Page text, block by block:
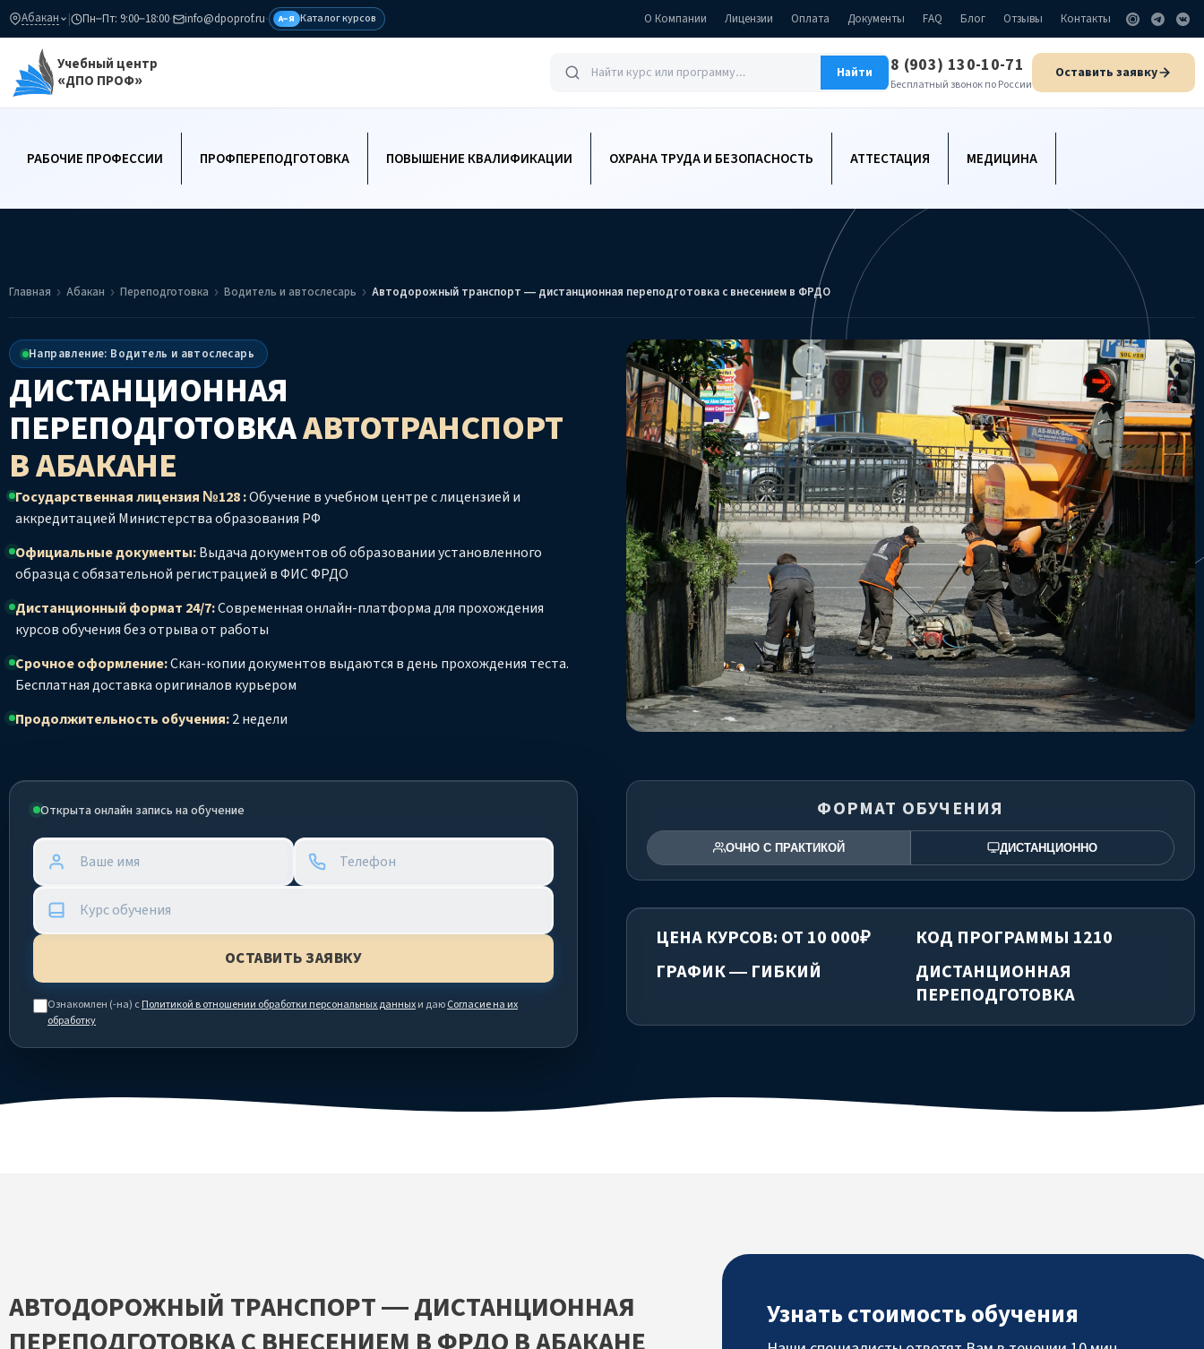
Абакан | Пн–Пт: 9:00–18:00· info@dpoprof.ru· А–Я Каталог курсов О Компании Лицензии Оплата Документы FAQ Блог Отзывы Контакты
Учебный центр
«ДПО ПРОФ»
Найти 8 (903) 130-10-71
Бесплатный звонок по России
Оставить заявку
РАБОЧИЕ ПРОФЕССИИ ПРОФПЕРЕПОДГОТОВКА ПОВЫШЕНИЕ КВАЛИФИКАЦИИ ОХРАНА ТРУДА И БЕЗОПАСНОСТЬ АТТЕСТАЦИЯ МЕДИЦИНА
Главная Абакан Переподготовка Водитель и автослесарь Автодорожный транспорт — дистанционная переподготовка с внесением в ФРДО
Направление: Водитель и автослесарь
ДИСТАНЦИОННАЯ
ПЕРЕПОДГОТОВКААВТОТРАНСПОРТ
В АБАКАНЕ
Государственная лицензия №128 :Обучение в учебном центре с лицензией и
аккредитацией Министерства образования РФ
Официальные документы:Выдача документов об образовании установленного
образца с обязательной регистрацией в ФИС ФРДО
Дистанционный формат 24/7:Современная онлайн-платформа для прохождения
курсов обучения без отрыва от работы
Срочное оформление:Скан-копии документов выдаются в день прохождения теста.
Бесплатная доставка оригиналов курьером
Продолжительность обучения:2 недели
Открыта онлайн запись на обучение
Ознакомлен (-на) сПолитикой в отношении обработки персональных данныхи даюСогласие на их
обработку
ФОРМАТ ОБУЧЕНИЯ
ОЧНО С ПРАКТИКОЙ ДИСТАНЦИОННО
ЦЕНА КУРСОВ: ОТ 10 000₽
КОД ПРОГРАММЫ 1210
ГРАФИК — ГИБКИЙ
ДИСТАНЦИОННАЯ
ПЕРЕПОДГОТОВКА
АВТОДОРОЖНЫЙ ТРАНСПОРТ — ДИСТАНЦИОННАЯ
Узнать стоимость обучения